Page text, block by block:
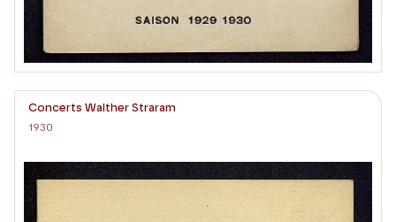
Concerts Walther Straram
1930